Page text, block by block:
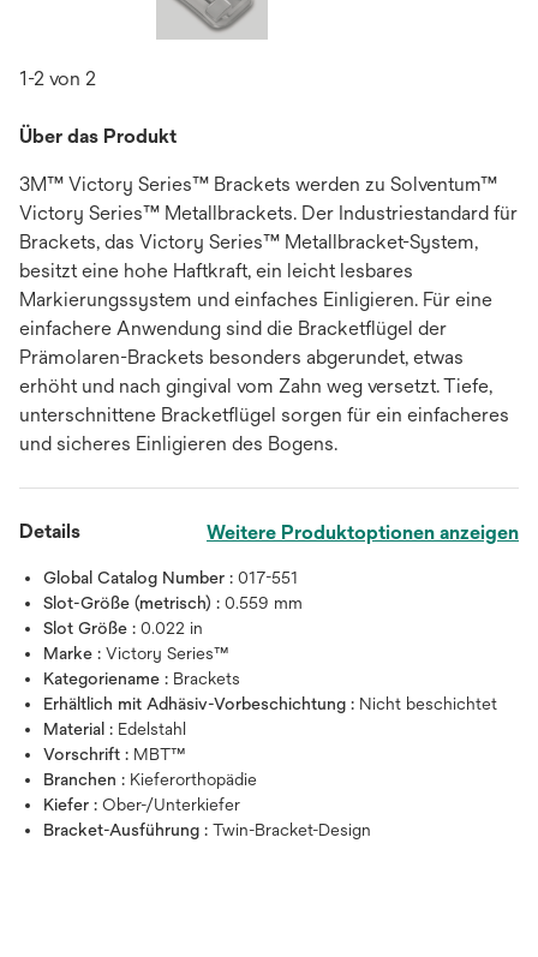
1-2 von 2
Über das Produkt
3M™ Victory Series™ Brackets werden zu Solventum™
Victory Series™ Metallbrackets. Der Industriestandard für
Brackets, das Victory Series™ Metallbracket-System,
besitzt eine hohe Haftkraft, ein leicht lesbares
Markierungssystem und einfaches Einligieren. Für eine
einfachere Anwendung sind die Bracketflügel der
Prämolaren-Brackets besonders abgerundet, etwas
erhöht und nach gingival vom Zahn weg versetzt. Tiefe,
unterschnittene Bracketflügel sorgen für ein einfacheres
und sicheres Einligieren des Bogens.
Details Weitere Produktoptionen anzeigen
Global Catalog Number : 017-551
Slot-Größe (metrisch) : 0.559 mm
Slot Größe : 0.022 in
Marke : Victory Series™
Kategoriename : Brackets
Erhältlich mit Adhäsiv-Vorbeschichtung : Nicht beschichtet
Material : Edelstahl
Vorschrift : MBT™
Branchen : Kieferorthopädie
Kiefer : Ober-/Unterkiefer
Bracket-Ausführung : Twin-Bracket-Design